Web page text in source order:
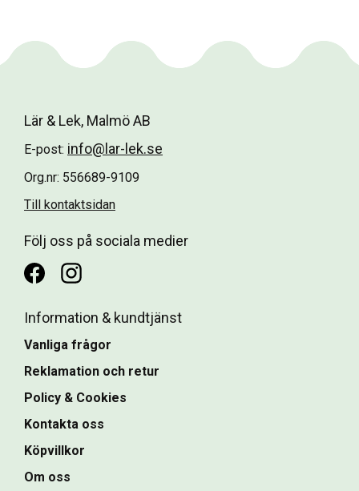
Lär & Lek, Malmö AB
E-post: info@lar-lek.se
Org.nr: 556689-9109
Till kontaktsidan
Följ oss på sociala medier
Information & kundtjänst
Vanliga frågor
Reklamation och retur
Policy & Cookies
Kontakta oss
Köpvillkor
Om oss